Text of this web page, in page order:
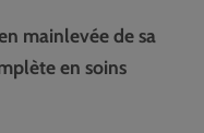
mainlevée de sa
en soins